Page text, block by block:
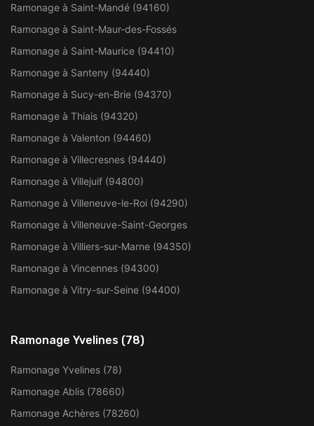
Ramonage à Saint-Mandé (94160)
Ramonage à Saint-Maur-des-Fossés
Ramonage à Saint-Maurice (94410)
Ramonage à Santeny (94440)
Ramonage à Sucy-en-Brie (94370)
Ramonage à Thiais (94320)
Ramonage à Valenton (94460)
Ramonage à Villecresnes (94440)
Ramonage à Villejuif (94800)
Ramonage à Villeneuve-le-Roi (94290)
Ramonage à Villeneuve-Saint-Georges
Ramonage à Villiers-sur-Marne (94350)
Ramonage à Vincennes (94300)
Ramonage à Vitry-sur-Seine (94400)
Ramonage Yvelines (78)
Ramonage Yvelines (78)
Ramonage Ablis (78660)
Ramonage Achères (78260)